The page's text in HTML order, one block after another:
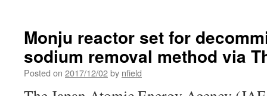
Monju reactor set for
sodium removal method via
Posted on 2017/12/02by nfield